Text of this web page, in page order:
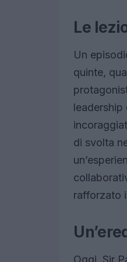
Le
Un
quinte,
leadership
di svolta
rafforzato
Oggi, Sir